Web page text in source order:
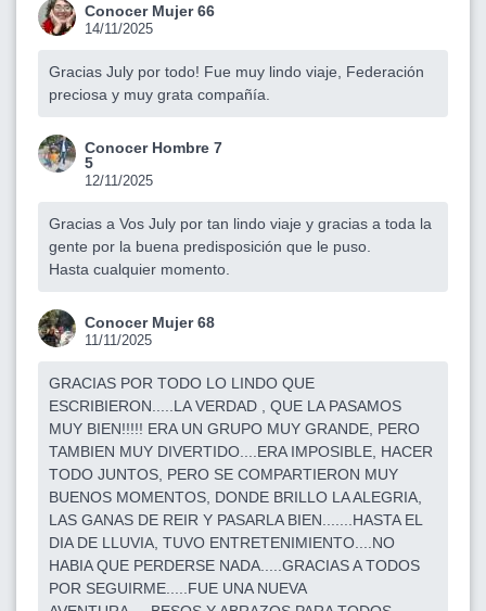
Conocer Mujer 66
14/11/2025
Gracias July por todo! Fue muy lindo viaje, Federación
preciosa y muy grata compañía.
Conocer Hombre 7
5
12/11/2025
Gracias a Vos July por tan lindo viaje y gracias a toda la
gente por la buena predisposición que le puso.
Hasta cualquier momento.
Conocer Mujer 68
11/11/2025
GRACIAS POR TODO LO LINDO QUE
ESCRIBIERON.....LA VERDAD , QUE LA PASAMOS
MUY BIEN!!!!! ERA UN GRUPO MUY GRANDE, PERO
TAMBIEN MUY DIVERTIDO....ERA IMPOSIBLE, HACER
TODO JUNTOS, PERO SE COMPARTIERON MUY
BUENOS MOMENTOS, DONDE BRILLO LA ALEGRIA,
LAS GANAS DE REIR Y PASARLA BIEN.......HASTA EL
DIA DE LLUVIA, TUVO ENTRETENIMIENTO....NO
HABIA QUE PERDERSE NADA.....GRACIAS A TODOS
POR SEGUIRME.....FUE UNA NUEVA